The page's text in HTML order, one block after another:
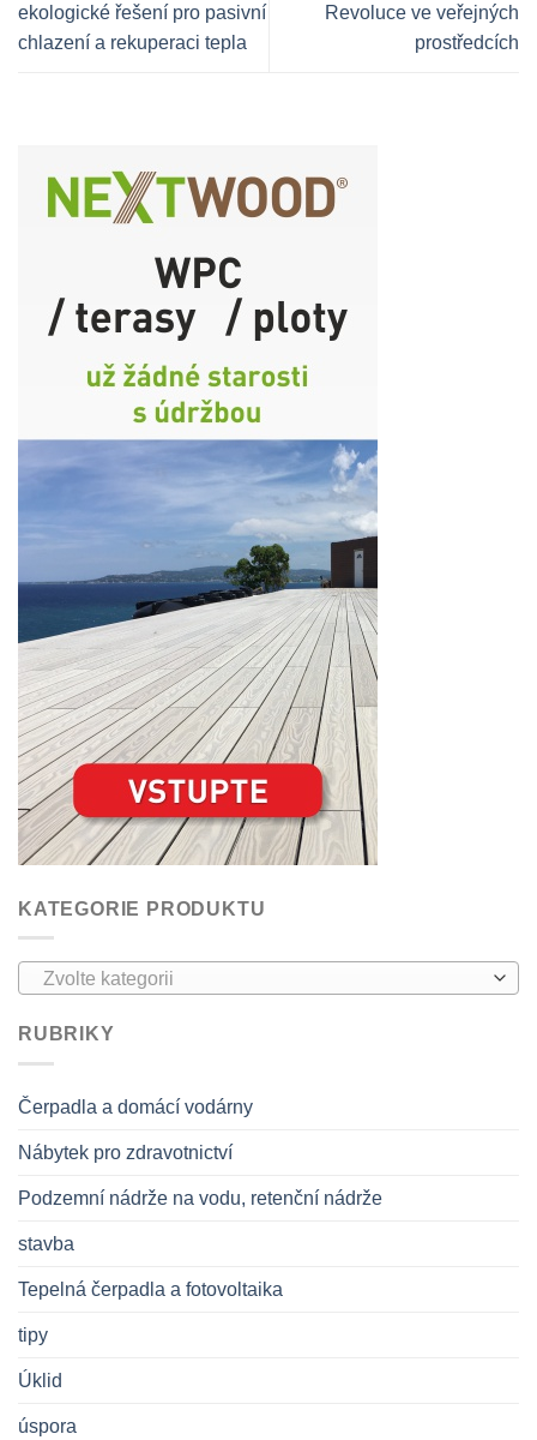
ekologické řešení pro pasivní
chlazení a rekuperaci tepla
Revoluce ve veřejných
prostředcích
KATEGORIE PRODUKTU
Zvolte kategorii
RUBRIKY
Čerpadla a domácí vodárny
Nábytek pro zdravotnictví
Podzemní nádrže na vodu, retenční nádrže
stavba
Tepelná čerpadla a fotovoltaika
tipy
Úklid
úspora